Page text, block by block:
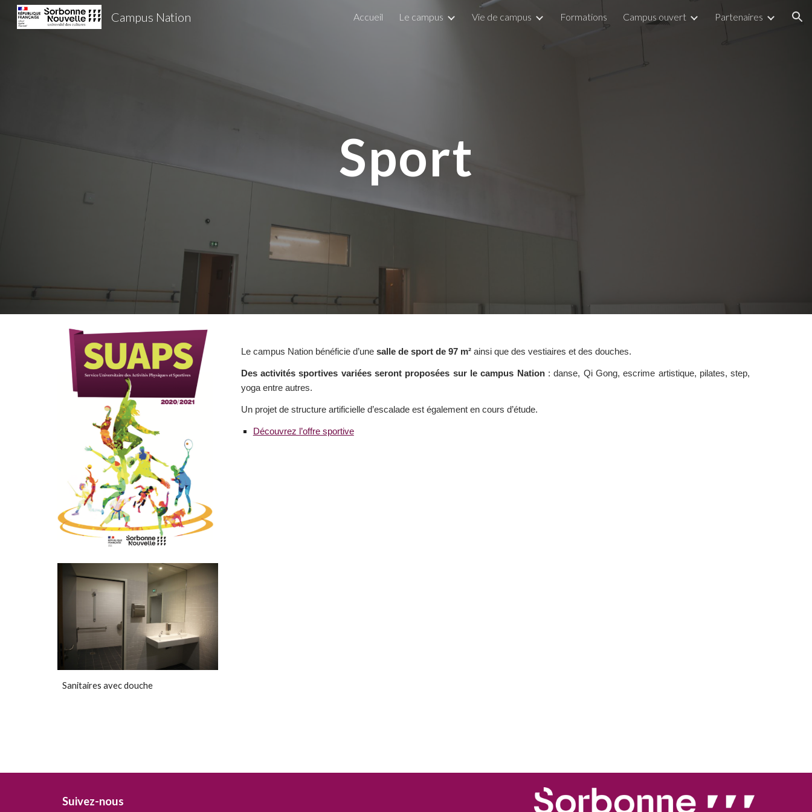
Skip to navigation
Campus Nation Accueil Le campus Vie de campus Formations Campus ouvert Partenaires
Sport
Sanitaires avec douche
Le campus Nation bénéficie d’une salle de sport de 97 m²ainsi que des vestiaires et des douches.
Des activités sportives variées seront proposées sur le campus Nation: danse, Qi Gong, escrime artistique, pilates, step,
yoga entre autres.
Un projet de structure artificielle d’escalade est également en cours d’étude.
Découvrez l’offre sportive
Suivez-nous